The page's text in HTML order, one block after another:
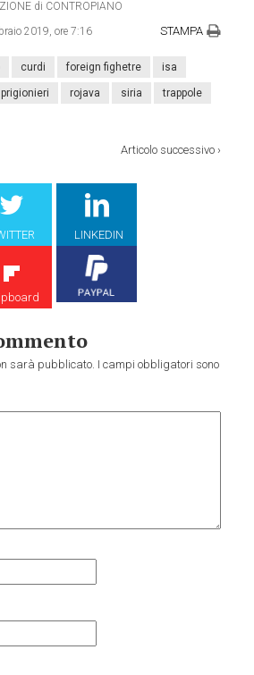
di CONTROPIANO
2019, ore 7:16 STAMPA
curdi foreign fighetre isa
prigionieri rojava siria trappole
Articolo successivo›
LINKEDIN
sarà pubblicato. I campi obbligatori sono